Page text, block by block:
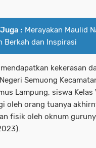
: Merayakan Maulid
Berkah dan Inspirasi
kekerasan
Semuong
Lampung, siswa
oleh orang tuanya
fisik oleh oknum